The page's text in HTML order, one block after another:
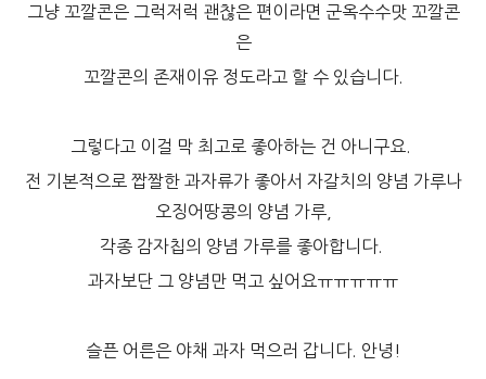
그냥 꼬깔콘은 그럭저럭 괜찮은 편이라면 군옥수수맛 꼬깔콘
은
꼬깔콘의 존재이유 정도라고 할 수 있습니다.
그렇다고 이걸 막 최고로 좋아하는 건 아니구요.
전 기본적으로 짭짤한 과자류가 좋아서 자갈치의 양념 가루나
오징어땅콩의 양념 가루,
각종 감자칩의 양념 가루를 좋아합니다.
과자보단 그 양념만 먹고 싶어요ㅠㅠㅠㅠㅠ
슬픈 어른은 야채 과자 먹으러 갑니다. 안녕!